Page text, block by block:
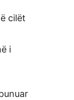
cilët
i